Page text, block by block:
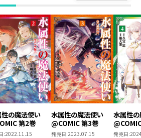
水魔法使いの気ままな冒険譚、コ
の魔法使い
第2巻
:2022.11.15
水属性の魔法使い
@COMIC 第3巻
発売日:2023.07.15
水属性
発売日: